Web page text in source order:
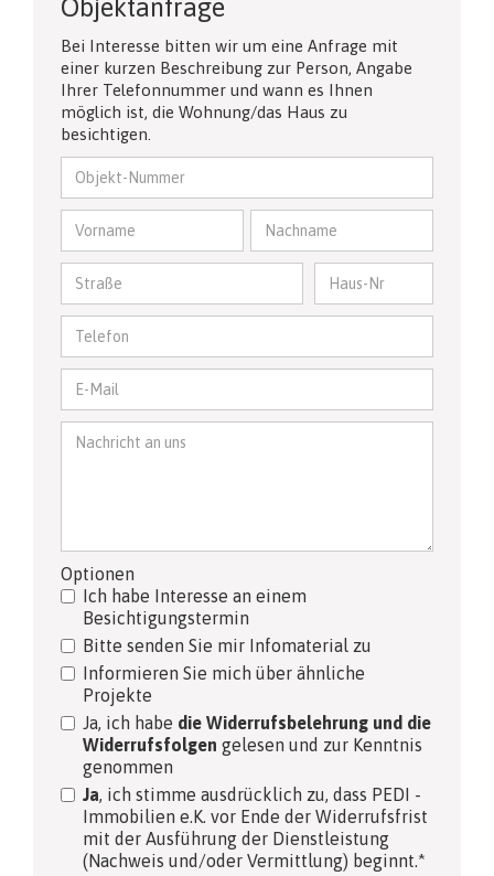
Objektanfrage
Bei Interesse bitten wir um eine Anfrage mit
einer kurzen Beschreibung zur Person, Angabe
Ihrer Telefonnummer und wann es Ihnen
möglich ist, die Wohnung/das Haus zu
besichtigen.
Optionen
Ich habe Interesse an einem
Besichtigungstermin
Bitte senden Sie mir Infomaterial zu
Informieren Sie mich über ähnliche
Projekte
Ja, ich habe die Widerrufsbelehrung und die
Widerrufsfolgen gelesen und zur Kenntnis
genommen
Ja , ich stimme ausdrücklich zu, dass PEDI -
Immobilien e.K. vor Ende der Widerrufsfrist
mit der Ausführung der Dienstleistung
(Nachweis und/oder Vermittlung) beginnt.*